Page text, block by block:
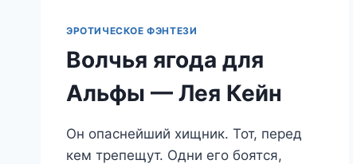
ЭРОТИЧЕСКОЕ ФЭНТЕЗИ
Волчья ягода для
Альфы — Лея Кейн
Он опаснейший хищник. Тот, перед
кем трепещут. Одни его боятся,